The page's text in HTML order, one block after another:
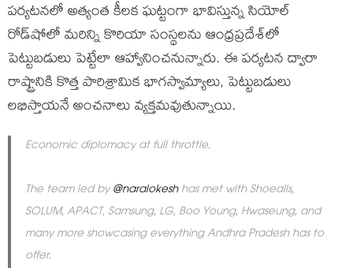
పర్యటనలో అత్యంత కీలక ఘట్టంగా భావిస్తున్న సియోల్
రోడ్‌షోలో మరిన్ని కొరియా సంస్థలను ఆంధ్రప్రదేశ్‌లో
పెట్టుబడులు పెట్టేలా ఆహ్వానించనున్నారు. ఈ పర్యటన ద్వారా
రాష్ట్రానికి కొత్త పారిశ్రామిక భాగస్వామ్యాలు, పెట్టుబడులు
లభిస్తాయనే అంచనాలు వ్యక్తమవుతున్నాయి.
Economic diplomacy at full throttle.
The team led by@naralokeshhas met with Shoealls,
SOLUM, APACT, Samsung, LG, Boo Young, Hwaseung, and
many more showcasing everything Andhra Pradesh has to
offer.